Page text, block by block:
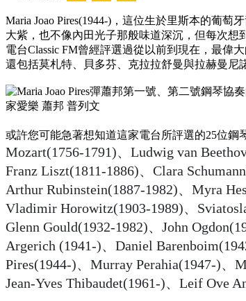
Maria Joao Pires(1944-)，這位生於里斯本的葡
大紫，也不像內田光子那般味道深沉，但每次
電台Classic FM曾經評選過從以前到現在，最偉
還包括莫札特、貝多芬、克拉拉舒曼與拉赫曼尼
或許您可能急著想知道這家電台所評選的25位鋼
Mozart(1756-1791)、 Ludwig van
Franz Liszt(1811-1886)、 Clara
Arthur Rubinstein(1887-1982)、 Myra
Vladimir Horowitz(1903-1989)、
Glenn Gould(1932-1982)、 John
Argerich (1941-)、 Daniel
Pires(1944-)、 Murray Perahia(1947-)、
Jean-Yves Thibaudet(1961-)、 Leif Ove